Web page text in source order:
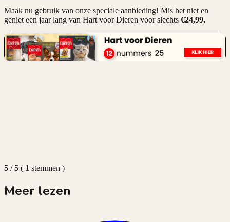
Maak nu gebruik van onze speciale aanbieding! Mis het niet en
geniet een jaar lang van Hart voor Dieren voor slechts €24,99.
5 / 5 ( 1 stemmen )
Meer lezen